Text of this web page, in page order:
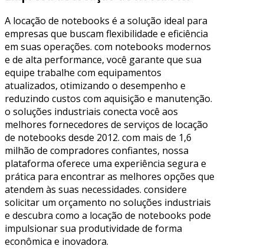
A locação de notebooks é a solução ideal para
empresas que buscam flexibilidade e eficiência
em suas operações. com notebooks modernos
e de alta performance, você garante que sua
equipe trabalhe com equipamentos
atualizados, otimizando o desempenho e
reduzindo custos com aquisição e manutenção.
o soluções industriais conecta você aos
melhores fornecedores de serviços de locação
de notebooks desde 2012. com mais de 1,6
milhão de compradores confiantes, nossa
plataforma oferece uma experiência segura e
prática para encontrar as melhores opções que
atendem às suas necessidades. considere
solicitar um orçamento no soluções industriais
e descubra como a locação de notebooks pode
impulsionar sua produtividade de forma
econômica e inovadora.